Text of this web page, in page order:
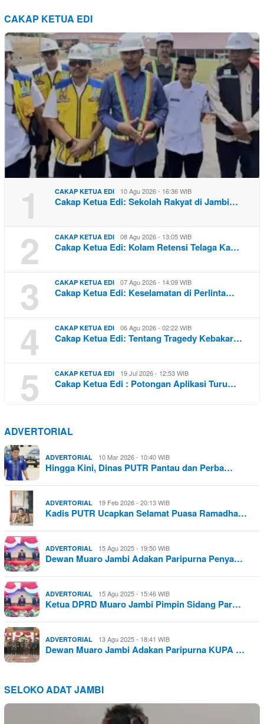
CAKAP KETUA EDI
1 CAKAP KETUA EDI 10 Agu 2026 - 16:36 WIB
Cakap Ketua Edi: Sekolah Rakyat di Jambi…
2 CAKAP KETUA EDI 08 Agu 2026 - 13:05 WIB
Cakap Ketua Edi: Kolam Retensi Telaga Ka…
3 CAKAP KETUA EDI 07 Agu 2026 - 14:09 WIB
Cakap Ketua Edi: Keselamatan di Perlinta…
4 CAKAP KETUA EDI 06 Agu 2026 - 02:22 WIB
Cakap Ketua Edi: Tentang Tragedy Kebakar…
5 CAKAP KETUA EDI 19 Jul 2026 - 12:53 WIB
Cakap Ketua Edi : Potongan Aplikasi Turu…
ADVERTORIAL
ADVERTORIAL 10 Mar 2026 - 10:40 WIB
Hingga Kini, Dinas PUTR Pantau dan Perba…
ADVERTORIAL 19 Feb 2026 - 20:13 WIB
Kadis PUTR Ucapkan Selamat Puasa Ramadha…
ADVERTORIAL 15 Agu 2025 - 19:50 WIB
Dewan Muaro Jambi Adakan Paripurna Penya…
ADVERTORIAL 15 Agu 2025 - 15:46 WIB
Ketua DPRD Muaro Jambi Pimpin Sidang Par…
ADVERTORIAL 13 Agu 2025 - 18:41 WIB
Dewan Muaro Jambi Adakan Paripurna KUPA …
SELOKO ADAT JAMBI